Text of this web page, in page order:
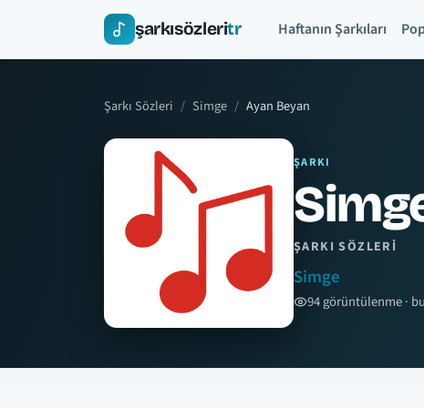
şarkısözleritr Haftanın Şarkıları
Şarkı Sözleri Simge Ayan Beyan
ŞARKI
ŞARKI SÖZLERI
Simge
94 görüntülenme ·